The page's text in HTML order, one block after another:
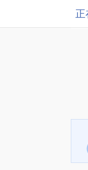
正